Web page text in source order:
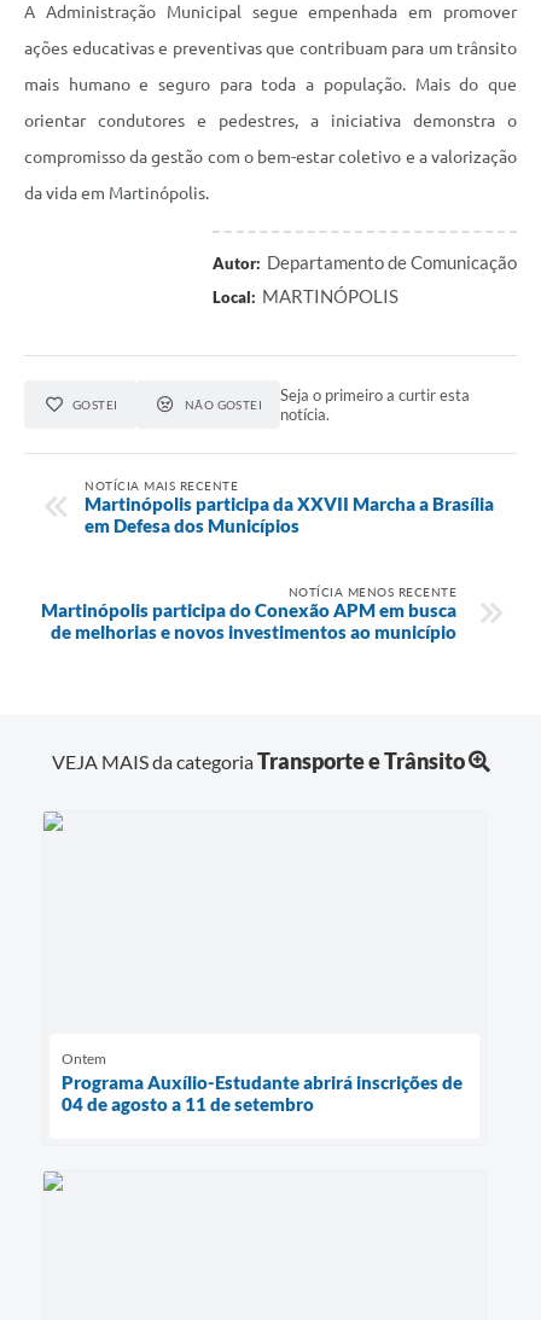
A Administração Municipal segue empenhada em promover
ações educativas e preventivas que contribuam para um trânsito
mais humano e seguro para toda a população. Mais do que
orientar condutores e pedestres, a iniciativa demonstra o
compromisso da gestão com o bem-estar coletivo e a valorização
da vida em Martinópolis.
Autor: Departamento de Comunicação
Local: MARTINÓPOLIS
GOSTEI NÃO GOSTEI
Seja o primeiro a curtir esta
notícia.
NOTÍCIA MAIS RECENTE
Martinópolis participa da XXVII Marcha a Brasília
em Defesa dos Municípios
NOTÍCIA MENOS RECENTE
Martinópolis participa do Conexão APM em busca
de melhorias e novos investimentos ao município
VEJA MAIS da categoriaTransporte e Trânsito
Ontem
Programa Auxílio-Estudante abrirá inscrições de
04 de agosto a 11 de setembro